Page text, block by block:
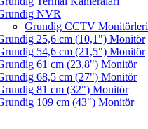
NVR
Grundig CCTV Monitörleri
25,6 cm (10,1") Monitör
54,6 cm (21,5") Monitör
61 cm (23,8") Monitör
68,5 cm (27") Monitör
81 cm (32") Monitör
109 cm (43") Monitör